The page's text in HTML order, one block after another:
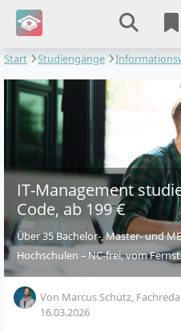
Start Studiengänge
IT-Management
Code, ab 199 €
Über 35 Bachelor-, Master- und
Hochschulen – NC-frei, vom
Von Marcus Schütz,
16.03.2026